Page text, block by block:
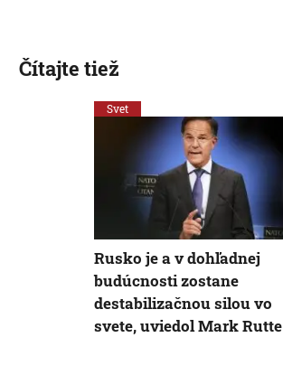
Čítajte tiež
Svet
Rusko je a v dohľadnej
budúcnosti zostane
destabilizačnou silou vo
svete, uviedol Mark Rutte